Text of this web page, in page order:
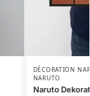
DÉCORATION
NARUTO
Naruto